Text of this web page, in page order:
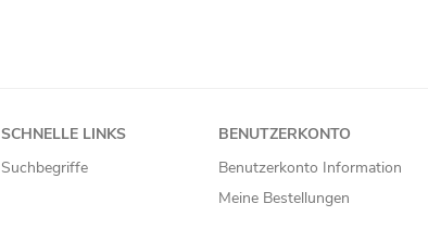
SCHNELLE LINKS
Suchbegriffe
BENUTZERKONTO
Benutzerkonto Information
Meine Bestellungen